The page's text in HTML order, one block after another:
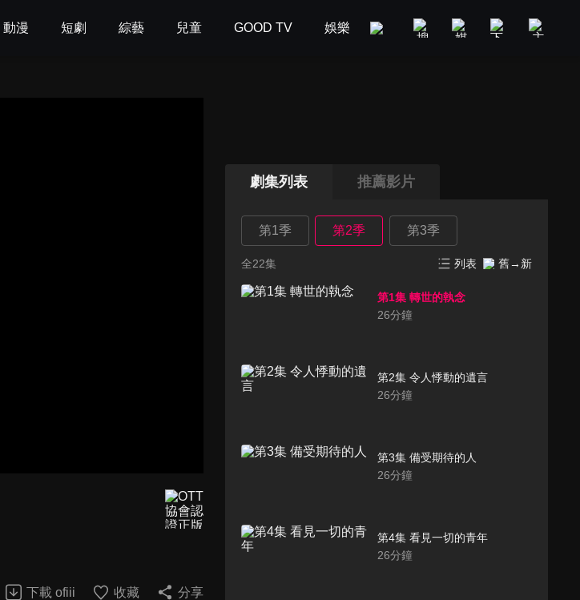
動漫 短劇 綜藝 兒童 GOOD TV 娛樂 美食旅遊 新聞政論
下載 ofiii 收藏 分享
劇集列表 推薦影片
第1季 第2季 第3季
全22集 列表 舊→新
第1集 轉世的執念
26分鐘
第2集 令人悸動的遺言
26分鐘
第3集 備受期待的人
26分鐘
第4集 看見一切的青年
26分鐘